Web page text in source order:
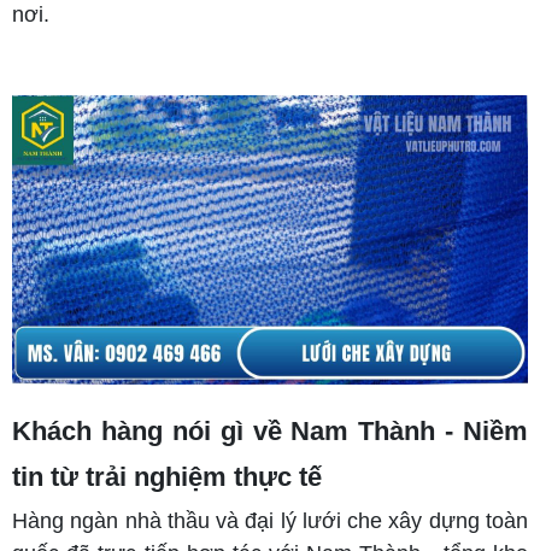
nơi.
Khách hàng nói gì về Nam Thành - Niềm
tin từ trải nghiệm thực tế
Hàng ngàn nhà thầu và đại lý lưới che xây dựng toàn